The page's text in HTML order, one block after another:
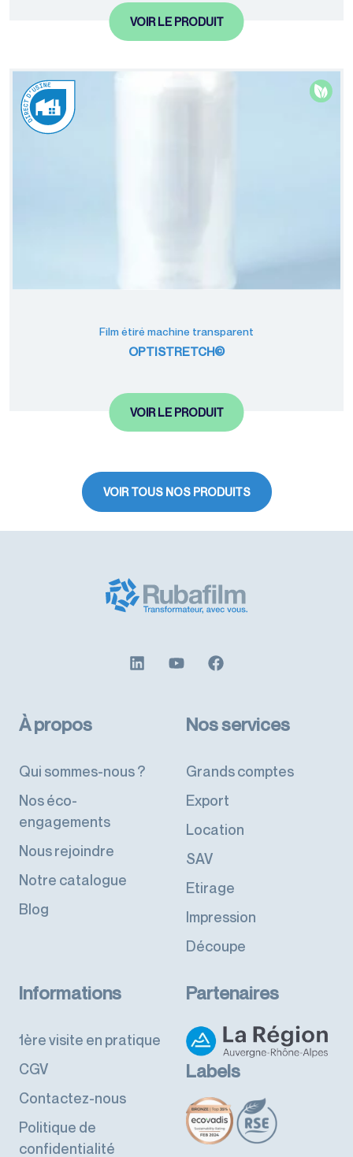
VOIR LE PRODUIT
Film étiré machine transparent
OPTISTRETCH©
VOIR LE PRODUIT
VOIR TOUS NOS PRODUITS
À propos
Qui sommes-nous ?
Nos éco-
engagements
Nous rejoindre
Notre catalogue
Blog
Nos services
Grands comptes
Export
Location
SAV
Etirage
Impression
Découpe
Informations
1ère visite en pratique
CGV
Contactez-nous
Politique de
confidentialité
Partenaires
Labels